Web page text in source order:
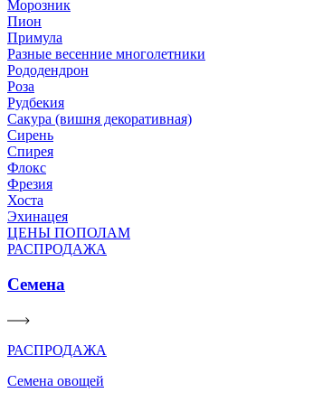
Морозник
Пион
Примула
Разные весенние многолетники
Рододендрон
Роза
Рудбекия
Сакура (вишня декоративная)
Сирень
Спирея
Флокс
Фрезия
Хоста
Эхинацея
ЦЕНЫ ПОПОЛАМ
РАСПРОДАЖА
Семена
РАСПРОДАЖА
Семена овощей